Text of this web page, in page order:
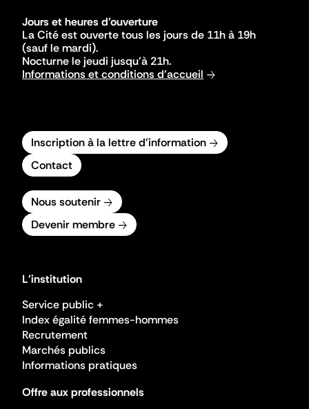
Jours et heures d'ouverture
La Cité est ouverte tous les jours de 11h à 19h
(sauf le mardi).
Nocturne le jeudi jusqu'à 21h.
Informations et conditions d'accueil
Inscription à la lettre d'information
Contact
Nous soutenir
Devenir membre
L'institution
Service public +
Index égalité femmes-hommes
Recrutement
Marchés publics
Informations pratiques
Offre aux professionnels